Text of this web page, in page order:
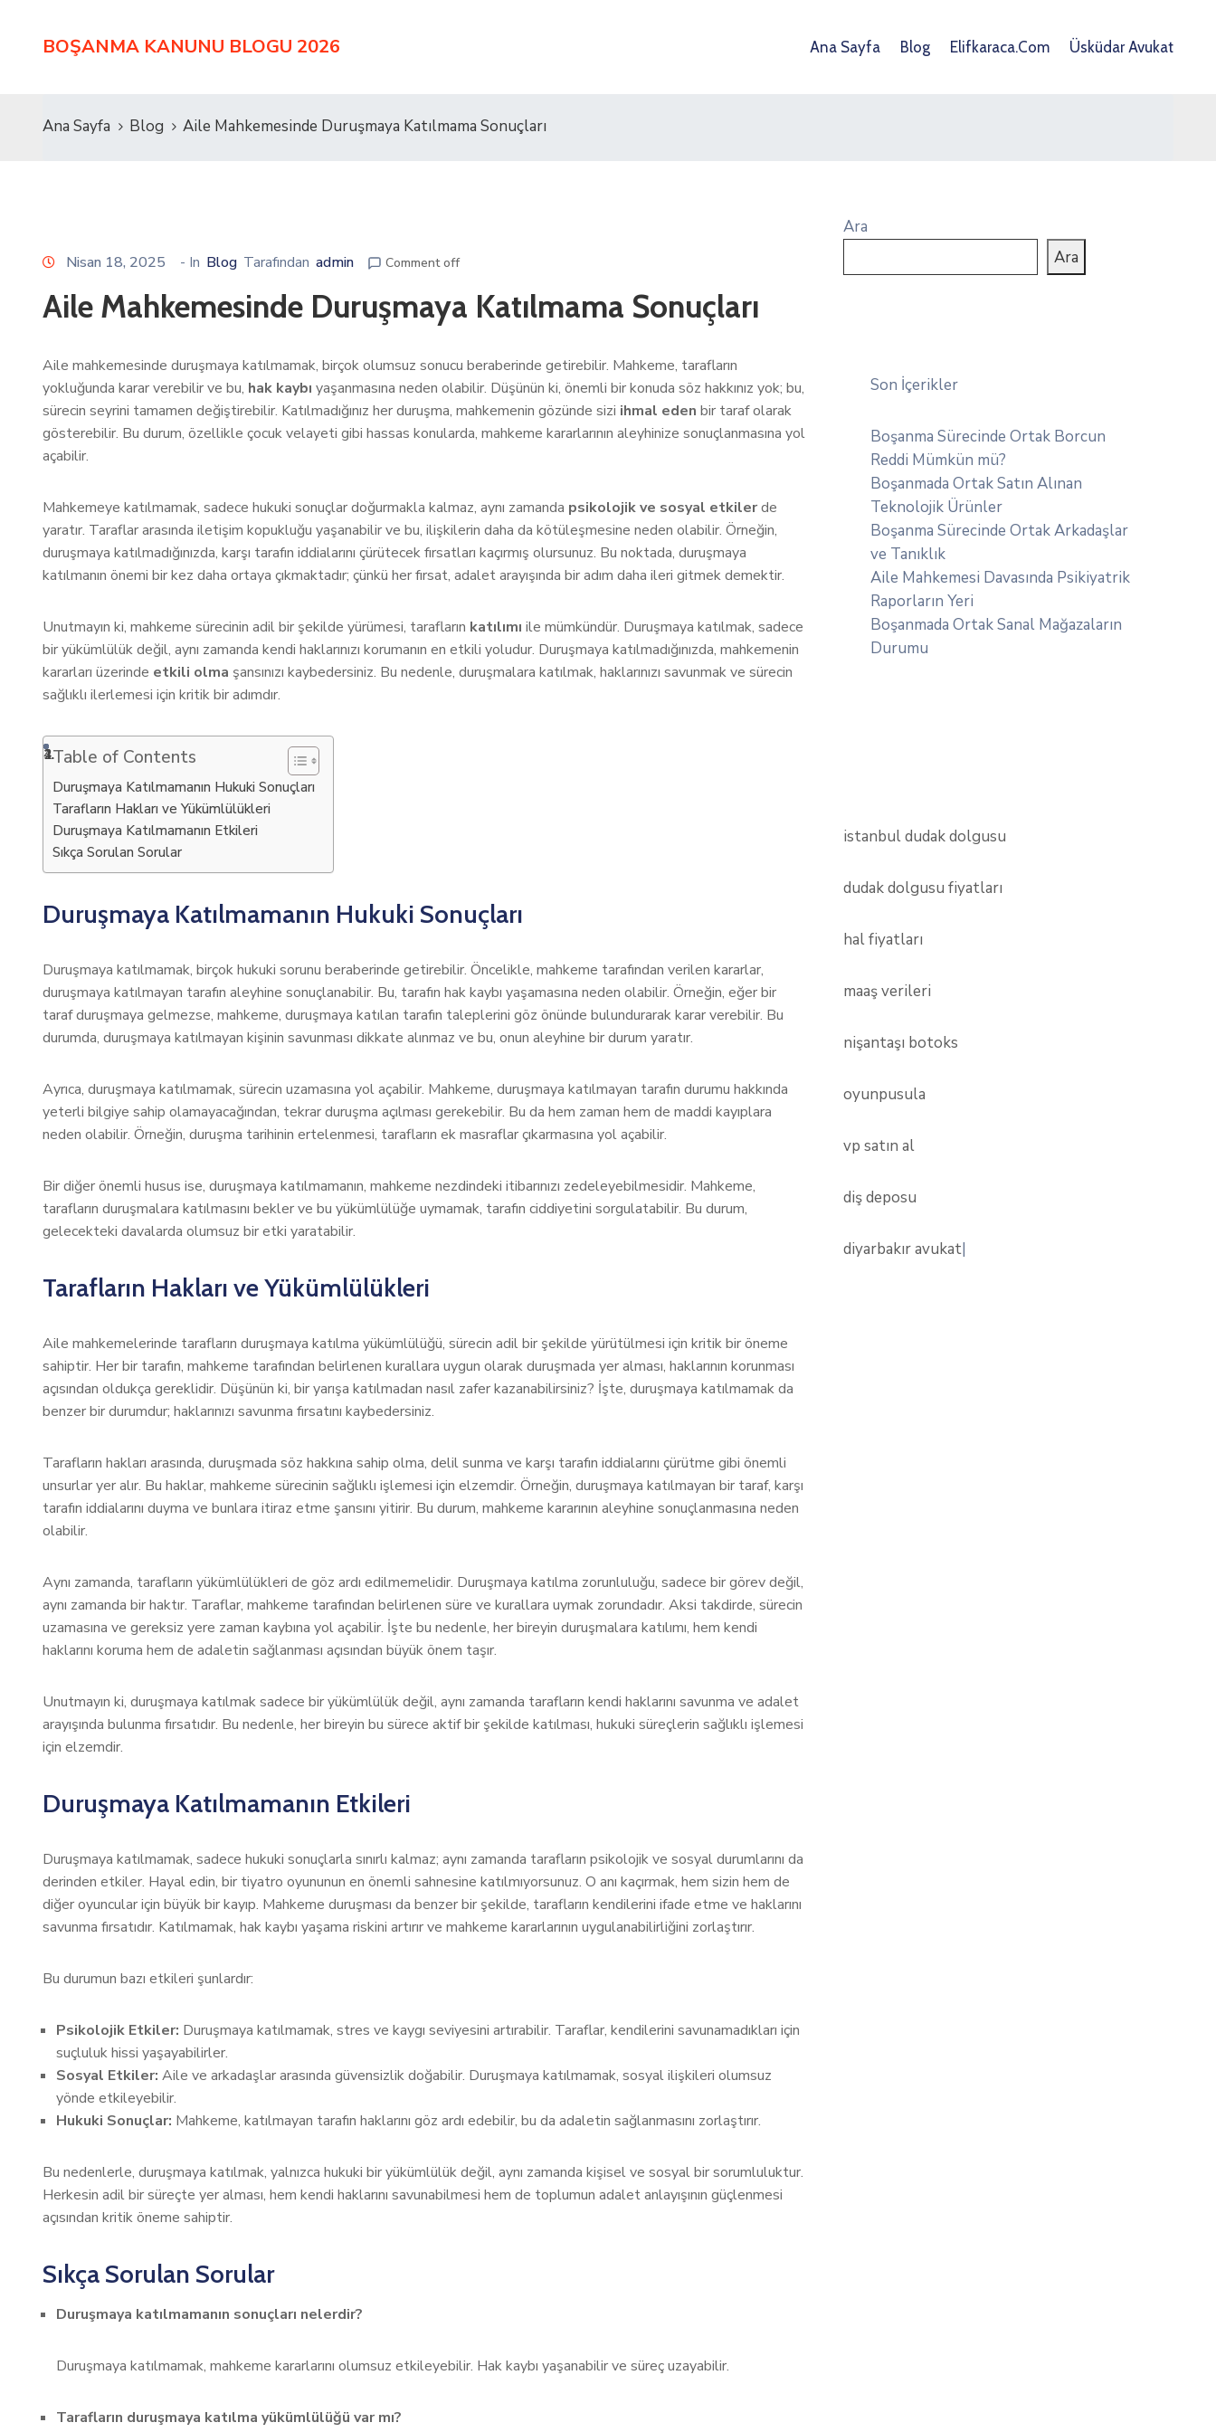
BOŞANMA KANUNU BLOGU 2026 Ana Sayfa Blog Elifkaraca.com Üsküdar Avukat
Ana Sayfa Blog Aile Mahkemesinde Duruşmaya Katılmama Sonuçları
Nisan 18, 2025 - In Blog Tarafından admin Comment off
Aile Mahkemesinde Duruşmaya Katılmama Sonuçları
Aile mahkemesinde duruşmaya katılmamak, birçok olumsuz sonucu beraberinde getirebilir. Mahkeme, tarafların
yokluğunda karar verebilir ve bu, hak kaybı yaşanmasına neden olabilir. Düşünün ki, önemli bir konuda söz hakkınız yok; bu,
sürecin seyrini tamamen değiştirebilir. Katılmadığınız her duruşma, mahkemenin gözünde sizi ihmal eden bir taraf olarak
gösterebilir. Bu durum, özellikle çocuk velayeti gibi hassas konularda, mahkeme kararlarının aleyhinize sonuçlanmasına yol
açabilir.
Mahkemeye katılmamak, sadece hukuki sonuçlar doğurmakla kalmaz, aynı zamanda psikolojik ve sosyal etkilerde
yaratır. Taraflar arasında iletişim kopukluğu yaşanabilir ve bu, ilişkilerin daha da kötüleşmesine neden olabilir. Örneğin,
duruşmaya katılmadığınızda, karşı tarafın iddialarını çürütecek fırsatları kaçırmış olursunuz. Bu noktada, duruşmaya
katılmanın önemi bir kez daha ortaya çıkmaktadır; çünkü her fırsat, adalet arayışında bir adım daha ileri gitmek demektir.
Unutmayın ki, mahkeme sürecinin adil bir şekilde yürümesi, tarafların katılımı ile mümkündür. Duruşmaya katılmak, sadece
bir yükümlülük değil, aynı zamanda kendi haklarınızı korumanın en etkili yoludur. Duruşmaya katılmadığınızda, mahkemenin
kararları üzerinde etkili olma şansınızı kaybedersiniz. Bu nedenle, duruşmalara katılmak, haklarınızı savunmak ve sürecin
sağlıklı ilerlemesi için kritik bir adımdır.
Table of Contents
Duruşmaya Katılmamanın Hukuki Sonuçları
Tarafların Hakları ve Yükümlülükleri
Duruşmaya Katılmamanın Etkileri
Sıkça Sorulan Sorular
Duruşmaya Katılmamanın Hukuki Sonuçları
Duruşmaya katılmamak, birçok hukuki sorunu beraberinde getirebilir. Öncelikle, mahkeme tarafından verilen kararlar,
duruşmaya katılmayan tarafın aleyhine sonuçlanabilir. Bu, tarafın hak kaybı yaşamasına neden olabilir. Örneğin, eğer bir
taraf duruşmaya gelmezse, mahkeme, duruşmaya katılan tarafın taleplerini göz önünde bulundurarak karar verebilir. Bu
durumda, duruşmaya katılmayan kişinin savunması dikkate alınmaz ve bu, onun aleyhine bir durum yaratır.
Ayrıca, duruşmaya katılmamak, sürecin uzamasına yol açabilir. Mahkeme, duruşmaya katılmayan tarafın durumu hakkında
yeterli bilgiye sahip olamayacağından, tekrar duruşma açılması gerekebilir. Bu da hem zaman hem de maddi kayıplara
neden olabilir. Örneğin, duruşma tarihinin ertelenmesi, tarafların ek masraflar çıkarmasına yol açabilir.
Bir diğer önemli husus ise, duruşmaya katılmamanın, mahkeme nezdindeki itibarınızı zedeleyebilmesidir. Mahkeme,
tarafların duruşmalara katılmasını bekler ve bu yükümlülüğe uymamak, tarafın ciddiyetini sorgulatabilir. Bu durum,
gelecekteki davalarda olumsuz bir etki yaratabilir.
Tarafların Hakları ve Yükümlülükleri
Aile mahkemelerinde tarafların duruşmaya katılma yükümlülüğü, sürecin adil bir şekilde yürütülmesi için kritik bir öneme
sahiptir. Her bir tarafın, mahkeme tarafından belirlenen kurallara uygun olarak duruşmada yer alması, haklarının korunması
açısından oldukça gereklidir. Düşünün ki, bir yarışa katılmadan nasıl zafer kazanabilirsiniz? İşte, duruşmaya katılmamak da
benzer bir durumdur; haklarınızı savunma fırsatını kaybedersiniz.
Tarafların hakları arasında, duruşmada söz hakkına sahip olma, delil sunma ve karşı tarafın iddialarını çürütme gibi önemli
unsurlar yer alır. Bu haklar, mahkeme sürecinin sağlıklı işlemesi için elzemdir. Örneğin, duruşmaya katılmayan bir taraf, karşı
tarafın iddialarını duyma ve bunlara itiraz etme şansını yitirir. Bu durum, mahkeme kararının aleyhine sonuçlanmasına neden
olabilir.
Aynı zamanda, tarafların yükümlülükleri de göz ardı edilmemelidir. Duruşmaya katılma zorunluluğu, sadece bir görev değil,
aynı zamanda bir haktır. Taraflar, mahkeme tarafından belirlenen süre ve kurallara uymak zorundadır. Aksi takdirde, sürecin
uzamasına ve gereksiz yere zaman kaybına yol açabilir. İşte bu nedenle, her bireyin duruşmalara katılımı, hem kendi
haklarını koruma hem de adaletin sağlanması açısından büyük önem taşır.
Unutmayın ki, duruşmaya katılmak sadece bir yükümlülük değil, aynı zamanda tarafların kendi haklarını savunma ve adalet
arayışında bulunma fırsatıdır. Bu nedenle, her bireyin bu sürece aktif bir şekilde katılması, hukuki süreçlerin sağlıklı işlemesi
için elzemdir.
Duruşmaya Katılmamanın Etkileri
Duruşmaya katılmamak, sadece hukuki sonuçlarla sınırlı kalmaz; aynı zamanda tarafların psikolojik ve sosyal durumlarını da
derinden etkiler. Hayal edin, bir tiyatro oyununun en önemli sahnesine katılmıyorsunuz. O anı kaçırmak, hem sizin hem de
diğer oyuncular için büyük bir kayıp. Mahkeme duruşması da benzer bir şekilde, tarafların kendilerini ifade etme ve haklarını
savunma fırsatıdır. Katılmamak, hak kaybı yaşama riskini artırır ve mahkeme kararlarının uygulanabilirliğini zorlaştırır.
Bu durumun bazı etkileri şunlardır:
Psikolojik Etkiler: Duruşmaya katılmamak, stres ve kaygı seviyesini artırabilir. Taraflar, kendilerini savunamadıkları için
suçluluk hissi yaşayabilirler.
Sosyal Etkiler: Aile ve arkadaşlar arasında güvensizlik doğabilir. Duruşmaya katılmamak, sosyal ilişkileri olumsuz
yönde etkileyebilir.
Hukuki Sonuçlar: Mahkeme, katılmayan tarafın haklarını göz ardı edebilir, bu da adaletin sağlanmasını zorlaştırır.
Bu nedenlerle, duruşmaya katılmak, yalnızca hukuki bir yükümlülük değil, aynı zamanda kişisel ve sosyal bir sorumluluktur.
Herkesin adil bir süreçte yer alması, hem kendi haklarını savunabilmesi hem de toplumun adalet anlayışının güçlenmesi
açısından kritik öneme sahiptir.
Sıkça Sorulan Sorular
Duruşmaya katılmamanın sonuçları nelerdir?
Duruşmaya katılmamak, mahkeme kararlarını olumsuz etkileyebilir. Hak kaybı yaşanabilir ve süreç uzayabilir.
Tarafların duruşmaya katılma yükümlülüğü var mı?
Ara
Ara
Son İçerikler
Boşanma Sürecinde Ortak Borcun
Reddi Mümkün mü?
Boşanmada Ortak Satın Alınan
Teknolojik Ürünler
Boşanma Sürecinde Ortak Arkadaşlar
ve Tanıklık
Aile Mahkemesi Davasında Psikiyatrik
Raporların Yeri
Boşanmada Ortak Sanal Mağazaların
Durumu
istanbul dudak dolgusu
dudak dolgusu fiyatları
hal fiyatları
maaş verileri
nişantaşı botoks
oyunpusula
vp satın al
diş deposu
diyarbakır avukat|